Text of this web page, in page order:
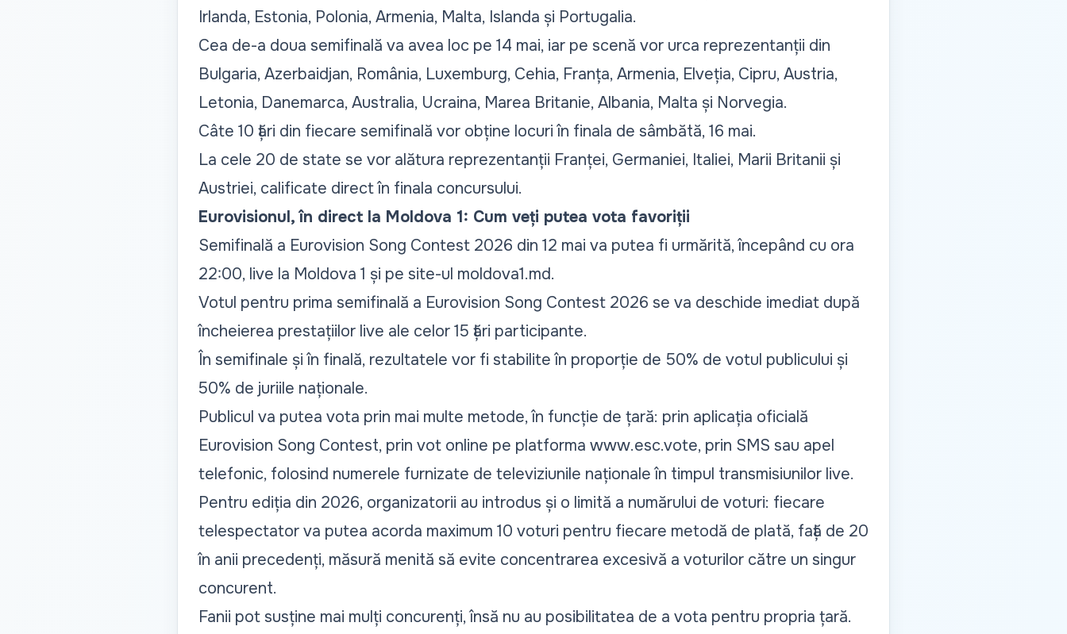
Irlanda, Estonia, Polonia, Armenia, Malta, Islanda și Portugalia.
Cea de-a doua semifinală va avea loc pe 14 mai, iar pe scenă vor urca reprezentanții din
Bulgaria, Azerbaidjan, România, Luxemburg, Cehia, Franța, Armenia, Elveția, Cipru, Austria,
Letonia, Danemarca, Australia, Ucraina, Marea Britanie, Albania, Malta și Norvegia.
Câte 10 țări din fiecare semifinală vor obține locuri în finala de sâmbătă, 16 mai.
La cele 20 de state se vor alătura reprezentanții Franței, Germaniei, Italiei, Marii Britanii și
Austriei, calificate direct în finala concursului.
Eurovisionul, în direct la Moldova 1: Cum veți putea vota favoriții
Semifinală a Eurovision Song Contest 2026 din 12 mai va putea fi urmărită, începând cu ora
22:00, live la Moldova 1 și pe site-ul moldova1.md.
Votul pentru prima semifinală a Eurovision Song Contest 2026 se va deschide imediat după
încheierea prestațiilor live ale celor 15 țări participante.
În semifinale și în finală, rezultatele vor fi stabilite în proporție de 50% de votul publicului și
50% de juriile naționale.
Publicul va putea vota prin mai multe metode, în funcție de țară: prin aplicația oficială
Eurovision Song Contest, prin vot online pe platforma www.esc.vote, prin SMS sau apel
telefonic, folosind numerele furnizate de televiziunile naționale în timpul transmisiunilor live.
Pentru ediția din 2026, organizatorii au introdus și o limită a numărului de voturi: fiecare
telespectator va putea acorda maximum 10 voturi pentru fiecare metodă de plată, față de 20
în anii precedenți, măsură menită să evite concentrarea excesivă a voturilor către un singur
concurent.
Fanii pot susține mai mulți concurenți, însă nu au posibilitatea de a vota pentru propria țară.